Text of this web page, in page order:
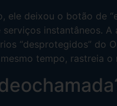
ele deixou o botão de
instantâneos.
“desprotegidos” do
tempo, rastreia